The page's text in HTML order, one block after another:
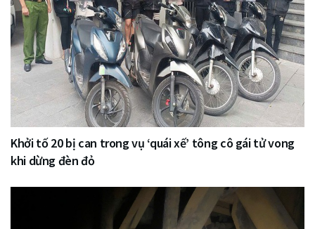
Khởi tố 20 bị can trong vụ ‘quái xế’ tông cô gái tử vong
khi dừng đèn đỏ